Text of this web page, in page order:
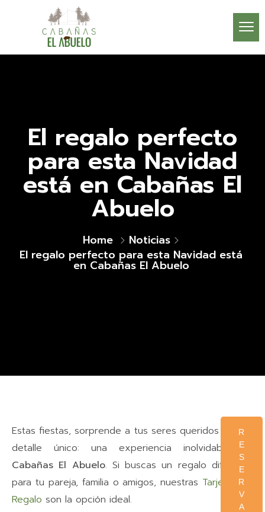
El regalo perfecto
para esta Navidad
está en Cabañas El
Abuelo
Home
Noticias
El regalo perfecto para esta Navidad está
en Cabañas El Abuelo
Estas fiestas, sorprende a tus seres queridos con un
detalle único: una experiencia inolvidable en
Cabañas El Abuelo. Si buscas un regalo diferente
para tu pareja, familia o amigos, nuestras Tarjetas de
Regalo son la opción ideal.
R
E
S
E
R
V
A